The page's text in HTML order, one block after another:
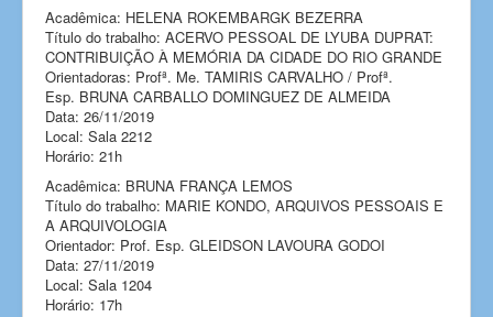
Acadêmica: HELENA ROKEMBARGK BEZERRA
Título do trabalho: ACERVO PESSOAL DE LYUBA DUPRAT:
CONTRIBUIÇÃO À MEMÓRIA DA CIDADE DO RIO GRANDE
Orientadoras: Profª. Me. TAMIRIS CARVALHO / Profª.
Esp. BRUNA CARBALLO DOMINGUEZ DE ALMEIDA
Data: 26/11/2019
Local: Sala 2212
Horário: 21h
Acadêmica: BRUNA FRANÇA LEMOS
Título do trabalho: MARIE KONDO, ARQUIVOS PESSOAIS E
A ARQUIVOLOGIA
Orientador: Prof. Esp. GLEIDSON LAVOURA GODOI
Data: 27/11/2019
Local: Sala 1204
Horário: 17h